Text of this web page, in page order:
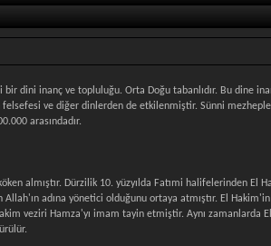
ve diğer dinlerden de etkilenmiştir. Sünni
arasındadır.
almıştır. Dürzilik 10. yüzyılda Fatımi halifelerinden
adına yönetici olduğunu ortaya atmıştır. El
veziri Hamza'yı imam tayin etmiştir. Aynı